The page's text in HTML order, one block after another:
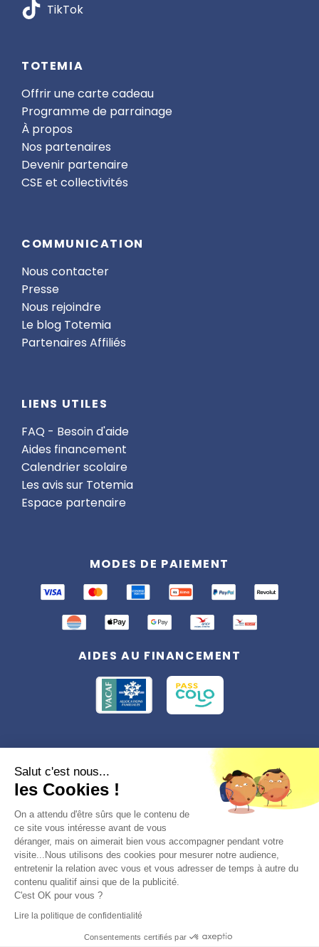
TikTok
TOTEMIA
Offrir une carte cadeau
Programme de parrainage
À propos
Nos partenaires
Devenir partenaire
CSE et collectivités
COMMUNICATION
Nous contacter
Presse
Nous rejoindre
Le blog Totemia
Partenaires Affiliés
LIENS UTILES
FAQ - Besoin d'aide
Aides financement
Calendrier scolaire
Les avis sur Totemia
Espace partenaire
MODES DE PAIEMENT
AIDES AU FINANCEMENT
Conformément à la réglementation applicable en matière de données
personnelles, vous disposez d'un droit d'accès, de rectification et
d'effacement, du droit à la limitation du traitement des données vous
concernant. Vous pouvez consulter
notre politique de confidentialité
Préférences des cookies >
© 2026, Totemia
Plan du site
CGV/CGU Politique de
Salut c'est nous...
les Cookies !
On a attendu d'être sûrs que le contenu de
ce site vous intéresse avant de vous
déranger, mais on aimerait bien vous accompagner pendant votre
visite...Nous utilisons des cookies pour mesurer notre audience,
entretenir la relation avec vous et vous adresser de temps à autre du
contenu qualitif ainsi que de la publicité.
C'est OK pour vous ?
Lire la politique de confidentialité
Consentements certifiés par